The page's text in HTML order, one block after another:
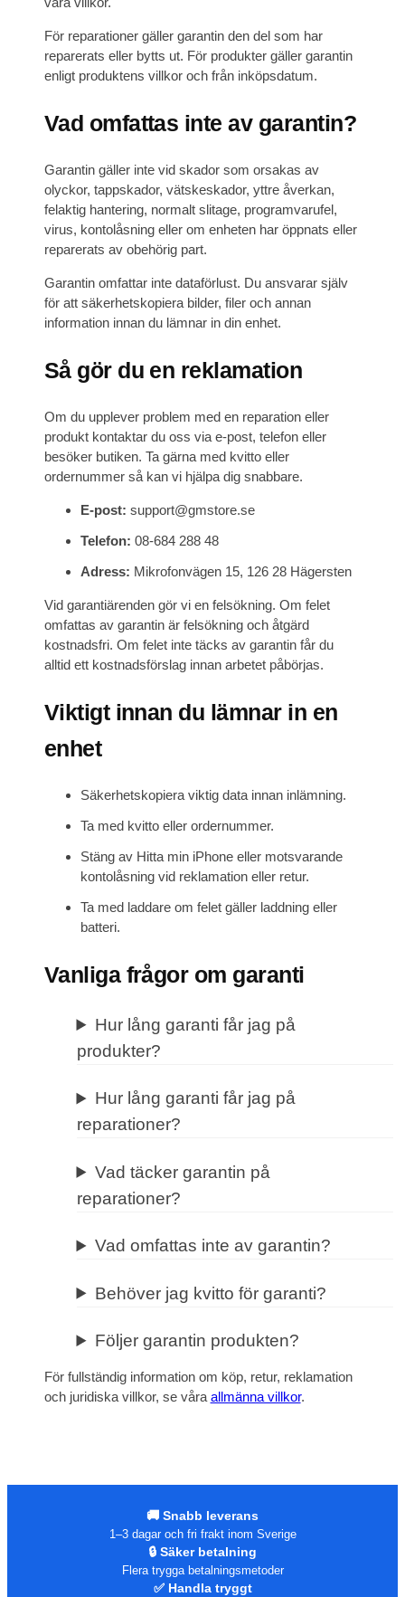
För reparationer gäller garantin den del som har
reparerats eller bytts ut. För produkter gäller garantin
enligt produktens villkor och från inköpsdatum.
Vad omfattas inte av garantin?
Garantin gäller inte vid skador som orsakas av
olyckor, tappskador, vätskeskador, yttre åverkan,
felaktig hantering, normalt slitage, programvarufel,
virus, kontolåsning eller om enheten har öppnats eller
reparerats av obehörig part.
Garantin omfattar inte dataförlust. Du ansvarar själv
för att säkerhetskopiera bilder, filer och annan
information innan du lämnar in din enhet.
Så gör du en reklamation
Om du upplever problem med en reparation eller
produkt kontaktar du oss via e-post, telefon eller
besöker butiken. Ta gärna med kvitto eller
ordernummer så kan vi hjälpa dig snabbare.
E-post: support@gmstore.se
Telefon: 08-684 288 48
Adress: Mikrofonvägen 15, 126 28 Hägersten
Vid garantiärenden gör vi en felsökning. Om felet
omfattas av garantin är felsökning och åtgärd
kostnadsfri. Om felet inte täcks av garantin får du
alltid ett kostnadsförslag innan arbetet påbörjas.
Viktigt innan du lämnar in en
enhet
Säkerhetskopiera viktig data innan inlämning.
Ta med kvitto eller ordernummer.
Stäng av Hitta min iPhone eller motsvarande
kontolåsning vid reklamation eller retur.
Ta med laddare om felet gäller laddning eller
batteri.
Vanliga frågor om garanti
Hur lång garanti får jag på
produkter?
Hur lång garanti får jag på
reparationer?
Vad täcker garantin på
reparationer?
Vad omfattas inte av garantin?
Behöver jag kvitto för garanti?
Följer garantin produkten?
För fullständig information om köp, retur, reklamation
och juridiska villkor, se våra allmänna villkor.
🚚 Snabb leverans
1–3 dagar och fri frakt inom Sverige
🔒 Säker betalning
Flera trygga betalningsmetoder
✅ Handla tryggt